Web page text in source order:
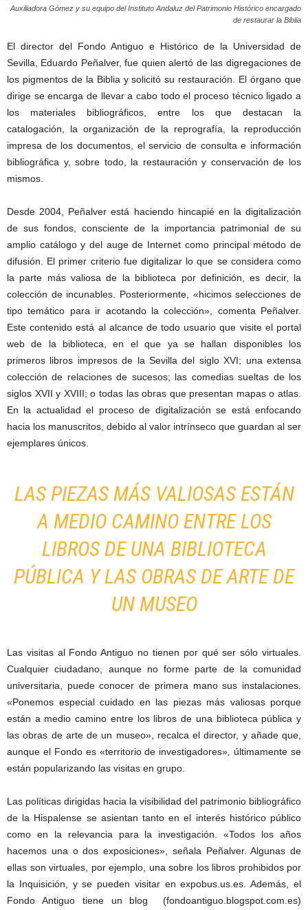
Auxiliadora Gómez y su equipo del Instituto Andaluz del Patrimonio Histórico encargado
de restaurar la Biblia
El director del Fondo Antiguo e Histórico de la Universidad de
Sevilla, Eduardo Peñalver, fue quien alertó de las digregaciones de
los pigmentos de la Biblia y solicitó su restauración. El órgano que
dirige se encarga de llevar a cabo todo el proceso técnico ligado a
los materiales bibliográficos, entre los que destacan la
catalogación, la organización de la reprografía, la reproducción
impresa de los documentos, el servicio de consulta e información
bibliográfica y, sobre todo, la restauración y conservación de los
mismos.
Desde 2004, Peñalver está haciendo hincapié en la digitalización
de sus fondos, consciente de la importancia patrimonial de su
amplio catálogo y del auge de Internet como principal método de
difusión. El primer criterio fue digitalizar lo que se considera como
la parte más valiosa de la biblioteca por definición, es decir, la
colección de incunables. Posteriormente, «hicimos selecciones de
tipo temático para ir acotando la colección», comenta Peñalver.
Este contenido está al alcance de todo usuario que visite el portal
web de la biblioteca, en el que ya se hallan disponibles los
primeros libros impresos de la Sevilla del siglo XVI; una extensa
colección de relaciones de sucesos; las comedias sueltas de los
siglos XVII y XVIII; o todas las obras que presentan mapas o atlas.
En la actualidad el proceso de digitalización se está enfocando
hacia los manuscritos, debido al valor intrínseco que guardan al ser
ejemplares únicos.
LAS PIEZAS MÁS VALIOSAS ESTÁN
A MEDIO CAMINO ENTRE LOS
LIBROS DE UNA BIBLIOTECA
PÚBLICA Y LAS OBRAS DE ARTE DE
UN MUSEO
Las visitas al Fondo Antiguo no tienen por qué ser sólo virtuales.
Cualquier ciudadano, aunque no forme parte de la comunidad
universitaria, puede conocer de primera mano sus instalaciones.
«Ponemos especial cuidado en las piezas más valiosas porque
están a medio camino entre los libros de una biblioteca pública y
las obras de arte de un museo», recalca el director, y añade que,
aunque el Fondo es «territorio de investigadores», últimamente se
están popularizando las visitas en grupo.
Las políticas dirigidas hacia la visibilidad del patrimonio bibliográfico
de la Hispalense se asientan tanto en el interés histórico público
como en la relevancia para la investigación. «Todos los años
hacemos una o dos exposiciones», señala Peñalver. Algunas de
ellas son virtuales, por ejemplo, una sobre los libros prohibidos por
la Inquisición, y se pueden visitar en expobus.us.es. Además, el
Fondo Antiguo tiene un blog (fondoantiguo.blogspot.com.es)